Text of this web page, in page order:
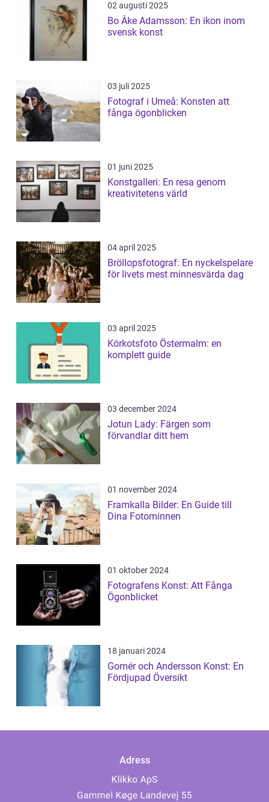
02 augusti 2025
Bo Åke Adamsson: En ikon inom
svensk konst
03 juli 2025
Fotograf i Umeå: Konsten att
fånga ögonblicken
01 juni 2025
Konstgalleri: En resa genom
kreativitetens värld
04 april 2025
Bröllopsfotograf: En nyckelspelare
för livets mest minnesvärda dag
03 april 2025
Körkotsfoto Östermalm: en
komplett guide
03 december 2024
Jotun Lady: Färgen som
förvandlar ditt hem
01 november 2024
Framkalla Bilder: En Guide till
Dina Fotominnen
01 oktober 2024
Fotografens Konst: Att Fånga
Ögonblicket
18 januari 2024
Gomér och Andersson Konst: En
Fördjupad Översikt
Adress